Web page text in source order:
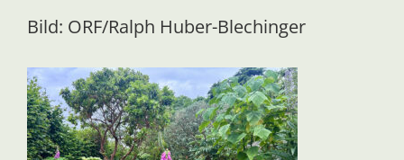
Bild: ORF/Ralph Huber-Blechinger